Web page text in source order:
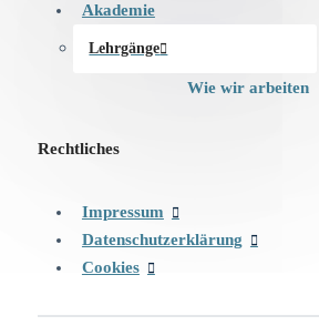
Akademie
Lehrgänge
Wie wir arbeiten
Rechtliches
Impressum
Datenschutzerklärung
Cookies